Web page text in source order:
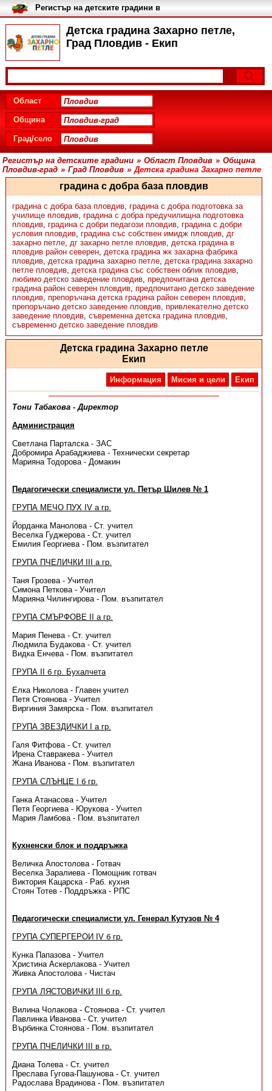
Детска градина Захарно петле,
Град Пловдив - Екип
Регистър на детските градини в
България
Област
Община
Град/село
Регистър на детските градини » Област Пловдив » Община
Пловдив-град » Град Пловдив » Детска градина Захарно петле
градина с добра база пловдив
градина с добра база пловдив, градина с добра подготовка за
училище пловдив, градина с добра предучилищна подготовка
пловдив, градина с добри педагози пловдив, градина с добри
условия пловдив, градина със собствен имидж пловдив, дг
захарно петле, дг захарно петле пловдив, детска градина в
пловдив район северен, детска градина жк захарна фабрика
пловдив, детска градина захарно петле, детска градина захарно
петле пловдив, детска градина със собствен облик пловдив,
любимо детско заведение пловдив, предпочитана детска
градина район северен пловдив, предпочитано детско заведение
пловдив, препоръчана детска градина район северен пловдив,
препоръчано детско заведение пловдив, привлекателно детско
заведение пловдив, съвременна детска градина пловдив,
съвременно детско заведение пловдив
Детска градина Захарно петле
Екип
Информация Мисия и цели Екип
Тони Табакова - Директор
Администрация
Светлана Парталска - ЗАС
Добромира Арабаджиева - Технически секретар
Марияна Тодорова - Домакин
Педагогически специалисти ул. Петър Шилев № 1
ГРУПА МЕЧО ПУХ IV а гр.
Йорданка Манолова - Ст. учител
Веселка Гуджерова - Ст. учител
Емилия Георгиева - Пом. възпитател
ГРУПА ПЧЕЛИЧКИ III а гр.
Таня Грозева - Учител
Симона Петкова - Учител
Марияна Чилингирова - Пом. възпитател
ГРУПА СМЪРФОВЕ II а гр.
Мария Пенева - Ст. учител
Людмила Будакова - Ст. учител
Видка Енчева - Пом. възпитател
ГРУПА II б гр. Бухалчета
Елка Николова - Главен учител
Петя Стоянова - Учител
Виргиния Замярска - Пом. възпитател
ГРУПА ЗВЕЗДИЧКИ I а гр.
Галя Фитфова - Ст. учител
Ирена Ставракева - Учител
Жана Иванова - Пом. възпитател
ГРУПА СЛЪНЦЕ I б гр.
Ганка Атанасова - Учител
Петя Георгиева - Юрукова - Учител
Мария Ламбова - Пом. възпитател
Кухненски блок и поддръжка
Величка Апостолова - Готвач
Веселка Заралиева - Помощник готвач
Виктория Кацарска - Раб. кухня
Стоян Тотев - Поддръжка - РПС
Педагогически специалисти ул. Генерал Кутузов № 4
ГРУПА СУПЕРГЕРОИ IV б гр.
Кунка Папазова - Учител
Христина Аскерлакова - Учител
Живка Апостолова - Чистач
ГРУПА ЛЯСТОВИЧКИ III б гр.
Вилина Чолакова - Стоянова - Ст. учител
Павлинка Иванова - Ст. учител
Върбинка Стоянова - Пом. възпитател
ГРУПА ПЧЕЛИЧКИ III в гр.
Диана Толева - Ст. учител
Преслава Гугова-Пашунова - Ст. учител
Радослава Врадинова - Пом. възпитател